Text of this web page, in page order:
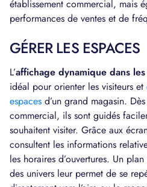
établissement commercial, mais
performances de ventes et de
GÉRER LES ESPACES
L’affichage dynamique dans
idéal pour orienter les visiteurs et
espaces d’un grand magasin.
commercial, ils sont guidés
souhaitent visiter. Grâce aux
consultent les informations
les horaires d’ouvertures. Un
des univers leur permet de se